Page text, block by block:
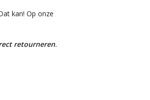
kan! Op onze
retourneren.